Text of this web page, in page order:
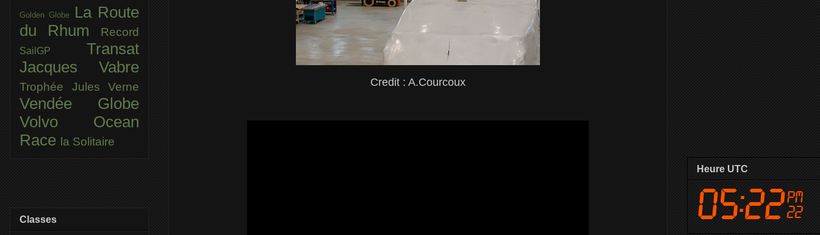
Credit : A.Courcoux
Golden Globe
La Route
du Rhum
Record
SailGP Transat
Jacques Vabre
Trophée Jules Verne
Vendée Globe
Volvo Ocean
Race la Solitaire
Classes
Heure UTC